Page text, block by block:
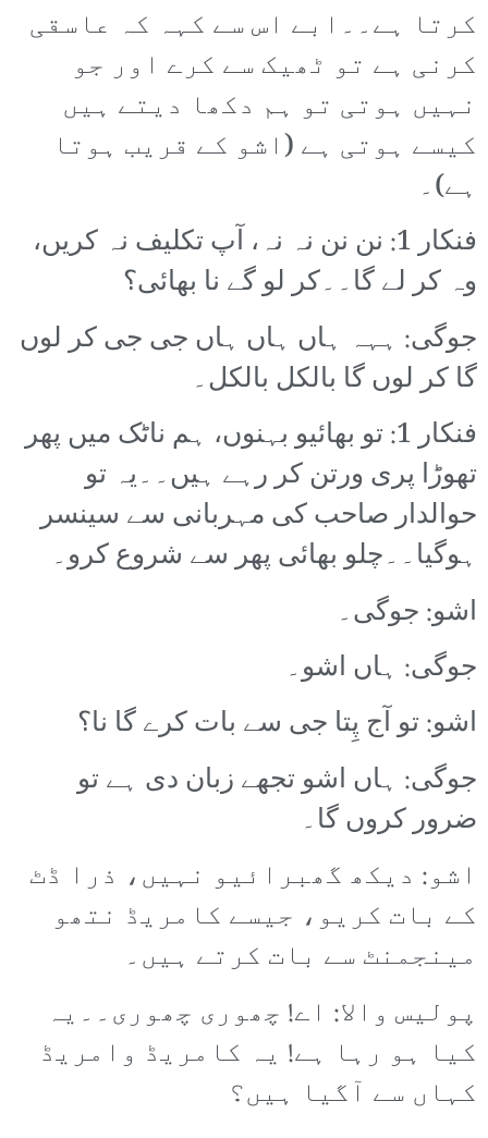
کرتا ہے۔۔ابے اس سے کہہ کہ عاسقی
کرنی ہے تو ٹھیک سے کرے اور جو
نہیں ہوتی تو ہم دکھا دیتے ہیں
کیسے ہوتی ہے (اشو کے قریب ہوتا
ہے)۔
فنکار 1: نن نن نہ نہ، آپ تکلیف نہ کریں،
وہ کر لے گا۔۔کر لو گے نا بھائی؟
جوگی: ہہہ ہاں ہاں ہاں جی جی کر لوں
گا کر لوں گا بالکل بالکل۔
فنکار 1: تو بھائیو بہنوں، ہم ناٹک میں پھر
تھوڑا پری ورتن کر رہے ہیں۔۔یہ تو
حوالدار صاحب کی مہربانی سے سینسر
ہوگیا۔۔چلو بھائی پھر سے شروع کرو۔
اشو: جوگی۔
جوگی: ہاں اشو۔
اشو: تو آج پِتا جی سے بات کرے گا نا؟
جوگی: ہاں اشو تجھے زبان دی ہے تو
ضرور کروں گا۔
اشو: دیکھ گھبرائیو نہیں، ذرا ڈٹ
کے بات کریو، جیسے کامریڈ نتھو
مینجمنٹ سے بات کرتے ہیں۔
پولیس والا: اے! چھوری چھوری۔۔یہ
کیا ہو رہا ہے! یہ کامریڈ وامریڈ
کہاں سے آگیا ہیں؟